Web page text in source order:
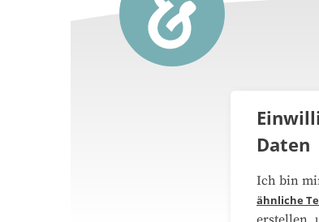
Daten
Ich bin
ähnliche